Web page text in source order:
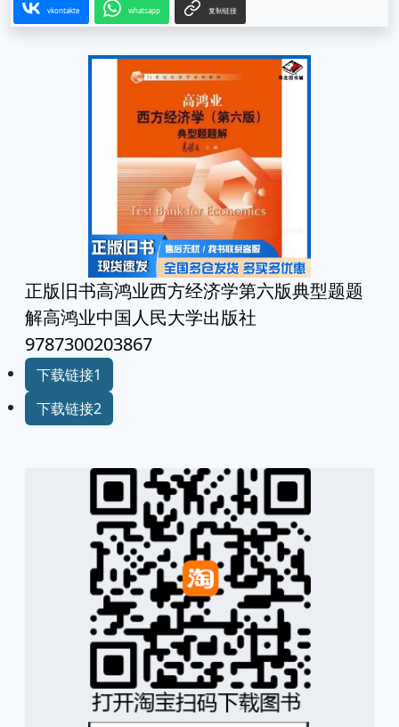
vkontakte whatsapp 复制链接
正版旧书高鸿业西方经济学第六版典型题题
解高鸿业中国人民大学出版社
9787300203867
下载链接1
下载链接2